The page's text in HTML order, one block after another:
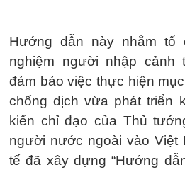
Hướng dẫn này nhằm tổ
nghiệm người nhập cảnh
đảm bảo việc thực hiện
chống dịch vừa phát triển
kiến chỉ đạo của Thủ
người nước ngoài vào Việt
tế đã xây dựng “Hướng